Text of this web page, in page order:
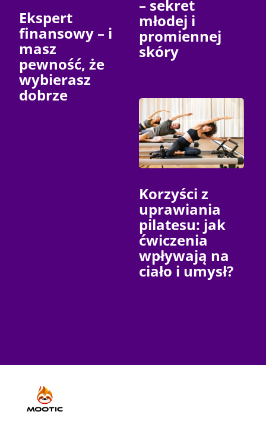
Ekspert
finansowy – i
masz
pewność, że
wybierasz
dobrze
– sekret
młodej i
promiennej
skóry
Korzyści z
uprawiania
pilatesu: jak
ćwiczenia
wpływają na
ciało i umysł?